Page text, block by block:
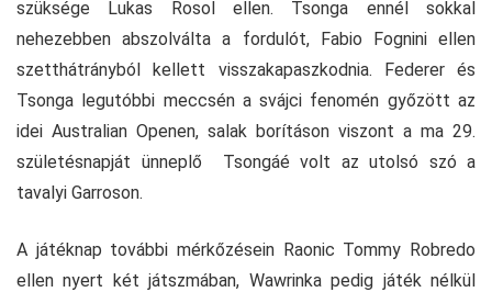
szüksége Lukas Rosol ellen. Tsonga ennél sokkal
nehezebben abszolválta a fordulót, Fabio Fognini ellen
szetthátrányból kellett visszakapaszkodnia. Federer és
Tsonga legutóbbi meccsén a svájci fenomén győzött az
idei Australian Openen, salak borításon viszont a ma 29.
születésnapját ünneplő Tsongáé volt az utolsó szó a
tavalyi Garroson.
A játéknap további mérkőzésein Raonic Tommy Robredo
ellen nyert két játszmában, Wawrinka pedig játék nélkül